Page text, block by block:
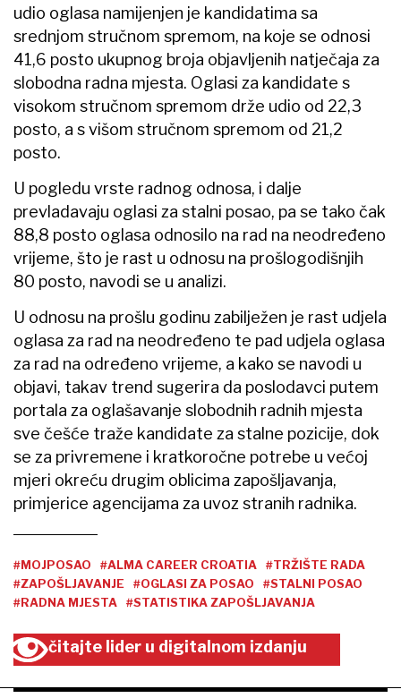
udio oglasa namijenjen je kandidatima sa
srednjom stručnom spremom, na koje se odnosi
41,6 posto ukupnog broja objavljenih natječaja za
slobodna radna mjesta. Oglasi za kandidate s
visokom stručnom spremom drže udio od 22,3
posto, a s višom stručnom spremom od 21,2
posto.
U pogledu vrste radnog odnosa, i dalje
prevladavaju oglasi za stalni posao, pa se tako čak
88,8 posto oglasa odnosilo na rad na neodređeno
vrijeme, što je rast u odnosu na prošlogodišnjih
80 posto, navodi se u analizi.
U odnosu na prošlu godinu zabilježen je rast udjela
oglasa za rad na neodređeno te pad udjela oglasa
za rad na određeno vrijeme, a kako se navodi u
objavi, takav trend sugerira da poslodavci putem
portala za oglašavanje slobodnih radnih mjesta
sve češće traže kandidate za stalne pozicije, dok
se za privremene i kratkoročne potrebe u većoj
mjeri okreću drugim oblicima zapošljavanja,
primjerice agencijama za uvoz stranih radnika.
#MOJPOSAO #ALMA CAREER CROATIA
#TRŽIŠTE RADA
#ZAPOŠLJAVANJE
#OGLASI ZA POSAO
#STALNI POSAO
#RADNA MJESTA
#STATISTIKA ZAPOŠLJAVANJA
čitajte lider u digitalnom izdanju